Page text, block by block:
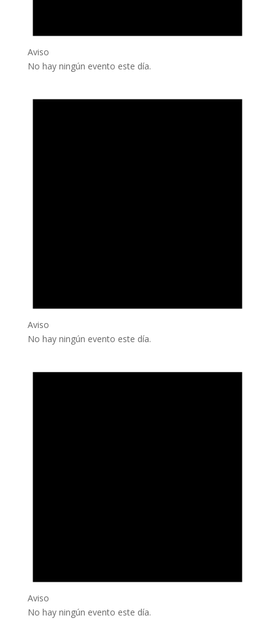
Aviso
No hay ningún evento este día.
Aviso
No hay ningún evento este día.
Aviso
No hay ningún evento este día.